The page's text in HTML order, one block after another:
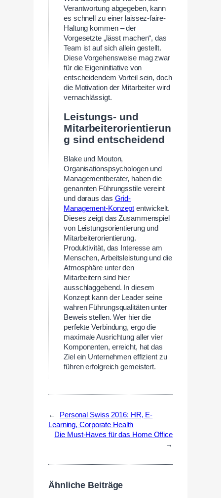
Verantwortung abgegeben, kann
es schnell zu einer laissez-faire-
Haltung kommen – der
Vorgesetzte „lässt machen“, das
Team ist auf sich allein gestellt.
Diese Vorgehensweise mag zwar
für die Eigeninitiative von
entscheidendem Vorteil sein, doch
die Motivation der Mitarbeiter wird
vernachlässigt.
Leistungs- und
Mitarbeiterorientierun
g sind entscheidend
Blake und Mouton,
Organisationspsychologen und
Managementberater, haben die
genannten Führungsstile vereint
und daraus das Grid-
Management-Konzept entwickelt.
Dieses zeigt das Zusammenspiel
von Leistungsorientierung und
Mitarbeiterorientierung.
Produktivität, das Interesse am
Menschen, Arbeitsleistung und die
Atmosphäre unter den
Mitarbeitern sind hier
ausschlaggebend. In diesem
Konzept kann der Leader seine
wahren Führungsqualitäten unter
Beweis stellen. Wer hier die
perfekte Verbindung, ergo die
maximale Ausrichtung aller vier
Komponenten, erreicht, hat das
Ziel ein Unternehmen effizient zu
führen erfolgreich gemeistert.
←
Personal Swiss 2016: HR, E-
Learning, Corporate Health
Die Must-Haves für das Home Office
→
Ähnliche Beiträge